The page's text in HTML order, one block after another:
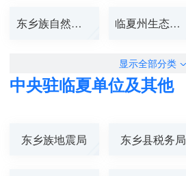
东乡族自然资源... 临夏州生态环境...
显示全部分类
中央驻临夏单位及其他
东乡族地震局 东乡县税务局